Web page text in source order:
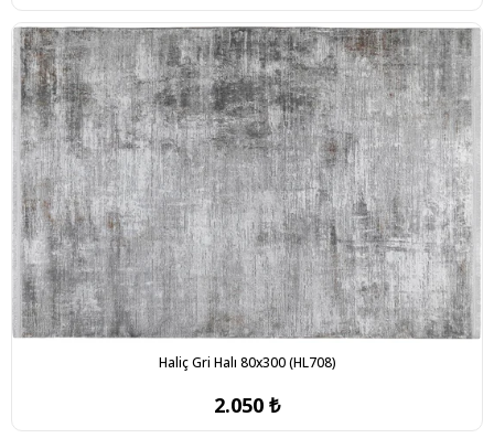
Haliç Gri Halı 80x300 (HL708)
2.050 ₺